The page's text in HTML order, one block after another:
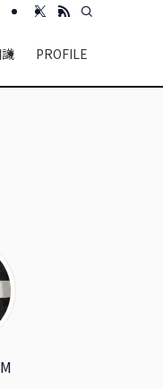
PROFILE